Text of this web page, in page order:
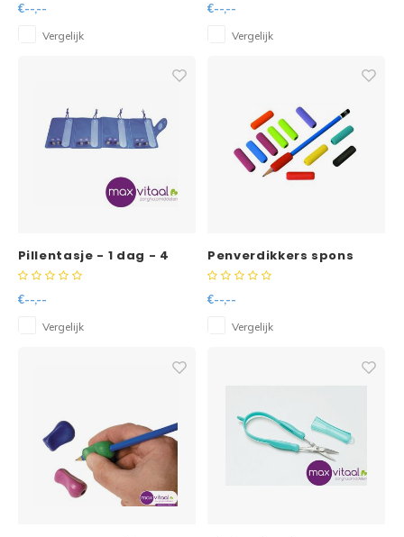
€--,--
Vergelijk
€--,--
Vergelijk
Pillentasje - 1 dag - 4
vakken per dag
€--,--
Vergelijk
Penverdikkers spons
€--,--
Vergelijk